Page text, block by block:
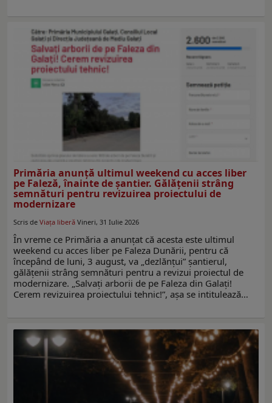
Primăria anunţă ultimul weekend cu acces liber
pe Faleză, înainte de şantier. Gălăţenii strâng
semnături pentru revizuirea proiectului de
modernizare
Scris de Viaţa liberă Vineri, 31 Iulie 2026
În vreme ce Primăria a anunţat că acesta este ultimul
weekend cu acces liber pe Faleza Dunării, pentru că
începând de luni, 3 august, va „dezlănţui” şantierul,
gălăţenii strâng semnături pentru a revizui proiectul de
modernizare. „Salvați arborii de pe Faleza din Galați!
Cerem revizuirea proiectului tehnic!”, aşa se intitulează…